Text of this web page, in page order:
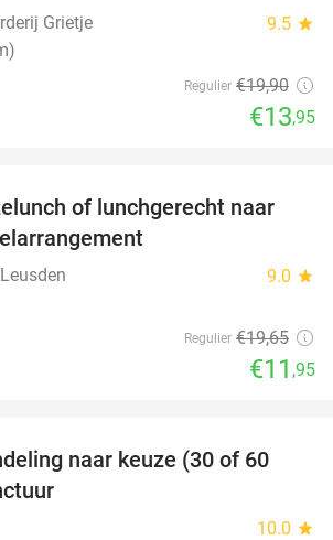
Grietje 9.5 star
Regulier €19,90
€13,95
39%
of lunchgerecht naar
9.0 star
Regulier €19,65
€11 ,95
55%
naar keuze (30 of 60
10.0 star